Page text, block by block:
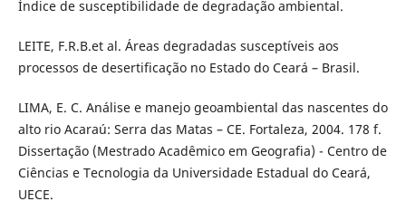
Índice de susceptibilidade de degradação ambiental.
LEITE, F.R.B.et al. Áreas degradadas susceptíveis aos
processos de desertificação no Estado do Ceará – Brasil.
LIMA, E. C. Análise e manejo geoambiental das nascentes do
alto rio Acaraú: Serra das Matas – CE. Fortaleza, 2004. 178 f.
Dissertação (Mestrado Acadêmico em Geografia) - Centro de
Ciências e Tecnologia da Universidade Estadual do Ceará,
UECE.